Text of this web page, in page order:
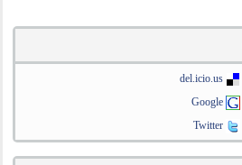
del.icio.us
Google
Twitter